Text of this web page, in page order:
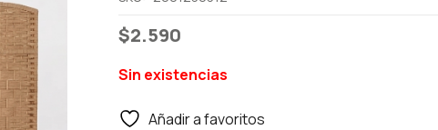
$2.590
Sin existencias
Añadir a favoritos